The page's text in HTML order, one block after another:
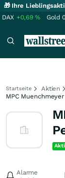
🎁 Ihre
DAX +0,69% Gold
Startseite
Aktien
MPC
Alarme